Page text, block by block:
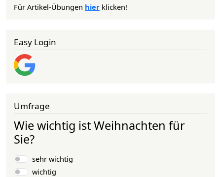
Für Artikel-Übungen hier klicken!
Easy Login
Umfrage
Wie wichtig ist Weihnachten für
Sie?
Choicessehr wichtig
wichtig